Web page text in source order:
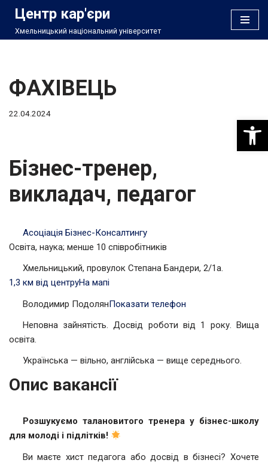
Перейти
Центр кар'єри
Хмельницький національний університет
ФАХІВЕЦЬ
22.04.2024
Бізнес-тренер,
викладач, педагог
Асоціація Бізнес-Консалтингу
Освіта, наука; менше 10 співробітників
Хмельницький, провулок Степана Бандери, 2/1а.
1,3 км від центруНа мапі
Володимир ПодолянПоказати телефон
Неповна зайнятість. Досвід роботи від 1 року. Вища
освіта.
Українська — вільно, англійська — вище середнього.
Опис вакансії
Розшукуємо талановитого тренера у бізнес-школу
для молоді і підлітків!
Ви маєте хист педагога або досвід в бізнесі? Хочете